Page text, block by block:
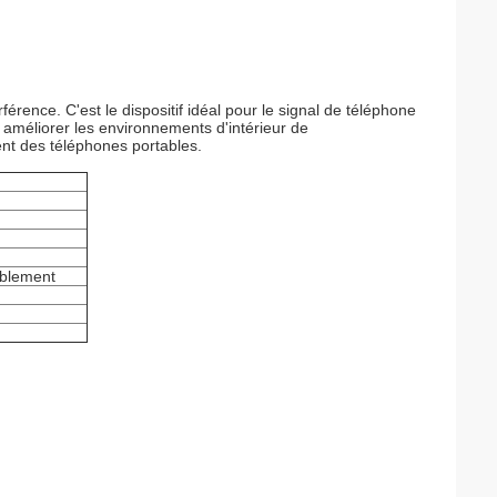
C'est le dispositif idéal pour le signal de téléphone
les environnements d'intérieur de
des téléphones portables.